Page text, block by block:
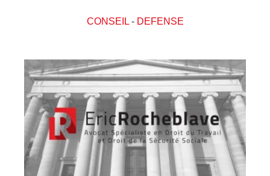
CONSEIL- DEFENSE